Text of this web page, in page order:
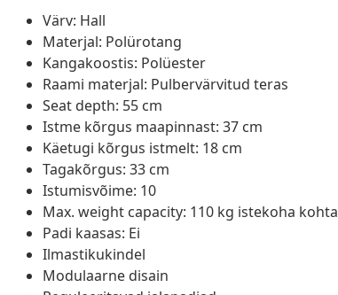
Värv: Hall
Materjal: Polürotang
Kangakoostis: Polüester
Raami materjal: Pulbervärvitud teras
Seat depth: 55 cm
Istme kõrgus maapinnast: 37 cm
Käetugi kõrgus istmelt: 18 cm
Tagakõrgus: 33 cm
Istumisvõime: 10
Max. weight capacity: 110 kg istekoha kohta
Padi kaasas: Ei
Ilmastikukindel
Modulaarne disain